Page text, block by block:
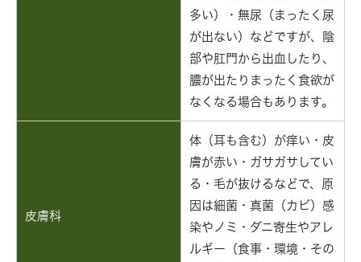
多い）・無尿（まったく尿
が出ない）などですが、陰
部や肛門から出血したり、
膿が出たりまったく食欲が
なくなる場合もあります。
皮膚科
体（耳も含む）が痒い・皮
膚が赤い・ガサガサしてい
る・毛が抜けるなどで、原
因は細菌・真菌（カビ）感
染やノミ・ダニ寄生やアレ
ルギー（食事・環境・その